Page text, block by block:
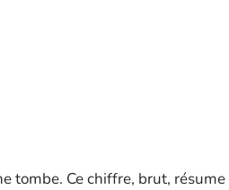
tombe. Ce chiffre, brut, résume